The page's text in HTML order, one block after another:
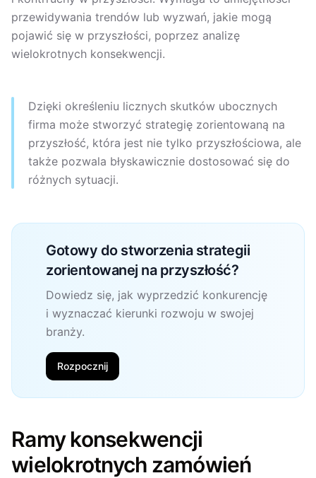
przewidywania trendów lub wyzwań, jakie mogą
pojawić się w przyszłości, poprzez analizę
wielokrotnych konsekwencji.
Dzięki określeniu licznych skutków ubocznych
firma może stworzyć strategię zorientowaną na
przyszłość, która jest nie tylko przyszłościowa, ale
także pozwala błyskawicznie dostosować się do
różnych sytuacji.
Gotowy do stworzenia strategii
zorientowanej na przyszłość?
Dowiedz się, jak wyprzedzić konkurencję
i wyznaczać kierunki rozwoju w swojej
branży.
Rozpocznij
Ramy konsekwencji
wielokrotnych zamówień